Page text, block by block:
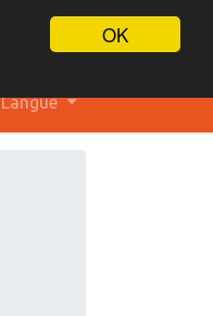
OK
Langue